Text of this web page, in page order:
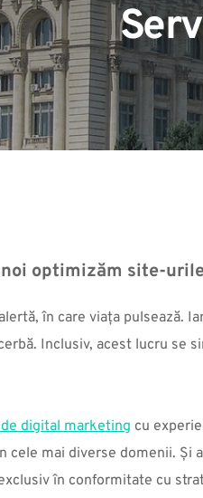
optimizăm site-
în care viața pulsează.
Inclusiv, acest lucru se
digital marketing cu
cele mai diverse domenii.
în conformitate cu